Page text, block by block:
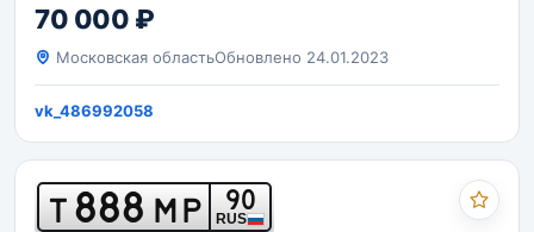
70 000 ₽
Московская областьОбновлено 24.01.2023
vk_486992058
Т888 МР 90
RUS